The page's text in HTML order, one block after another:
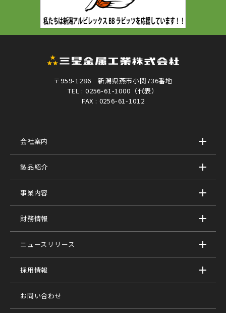
〒959-1286 新潟県燕市小関736番地
TEL : 0256-61-1000（代表）
FAX : 0256-61-1012
会社案内
製品紹介
事業内容
財務情報
ニュースリリース
採用情報
お問い合わせ